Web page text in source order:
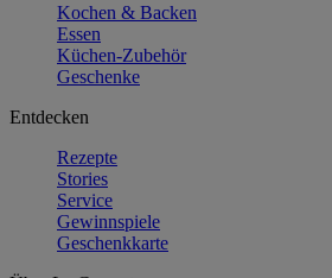
Kochen & Backen
Essen
Küchen-Zubehör
Geschenke
Entdecken
Rezepte
Stories
Service
Gewinnspiele
Geschenkkarte